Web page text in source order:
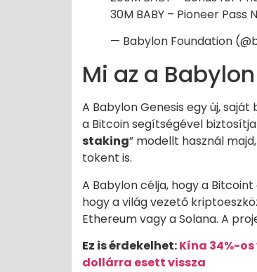
30M BABY – Pioneer Pass
— Babylon Foundation
Mi az a
A Babylon Genesis egy új,
a Bitcoin segítségével
staking” modellt használ
tokent is.
A Babylon célja, hogy a
hogy a világ vezető
Ethereum vagy a Solana. A
Ez is érdekelhet:Kína 34%-
dollárra esett vissza